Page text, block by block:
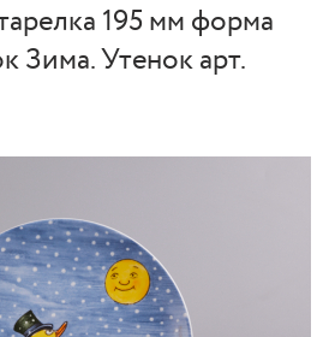
195 мм форма
Зима. Утенок арт.